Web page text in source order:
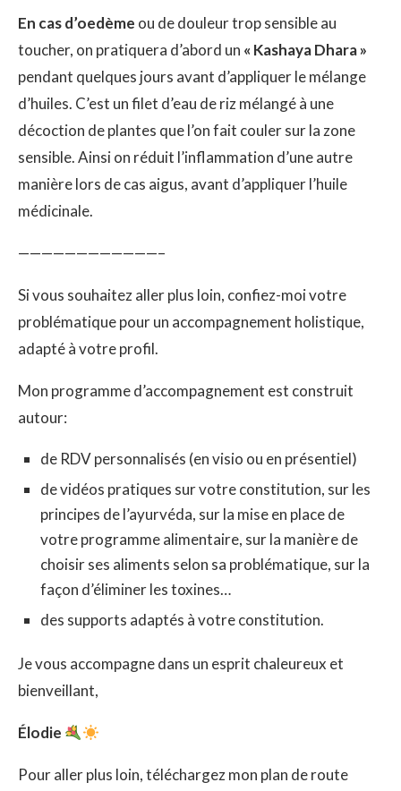
En cas d’oedème ou de douleur trop sensible au
toucher, on pratiquera d’abord un « Kashaya Dhara »
pendant quelques jours avant d’appliquer le mélange
d’huiles. C’est un filet d’eau de riz mélangé à une
décoction de plantes que l’on fait couler sur la zone
sensible. Ainsi on réduit l’inflammation d’une autre
manière lors de cas aigus, avant d’appliquer l’huile
médicinale.
————————————–
Si vous souhaitez aller plus loin, confiez-moi votre
problématique pour un accompagnement holistique,
adapté à votre profil.
Mon programme d’accompagnement est construit
autour:
de RDV personnalisés (en visio ou en présentiel)
de vidéos pratiques sur votre constitution, sur les
principes de l’ayurvéda, sur la mise en place de
votre programme alimentaire, sur la manière de
choisir ses aliments selon sa problématique, sur la
façon d’éliminer les toxines…
des supports adaptés à votre constitution.
Je vous accompagne dans un esprit chaleureux et
bienveillant,
Élodie
Pour aller plus loin, téléchargez mon plan de route